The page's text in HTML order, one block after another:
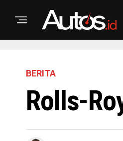
BERITA
Rolls-